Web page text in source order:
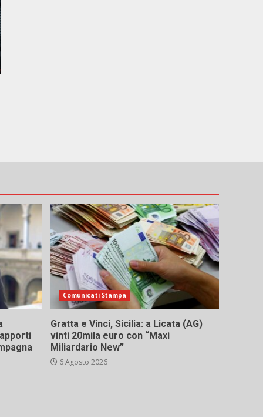
Comunicati Stampa
Gratta e Vinci, Sicilia: a Licata (AG)
vinti 20mila euro con “Maxi
Miliardario New”
6 Agosto 2026